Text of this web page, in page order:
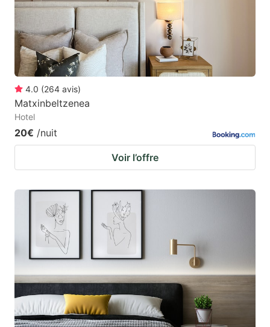
shortcuts
for
changing
dates.
shortcuts
for
changing
dates.
4.0 (264 avis)
Matxinbeltzenea
Hotel
20€ /nuit
Voir l’offre